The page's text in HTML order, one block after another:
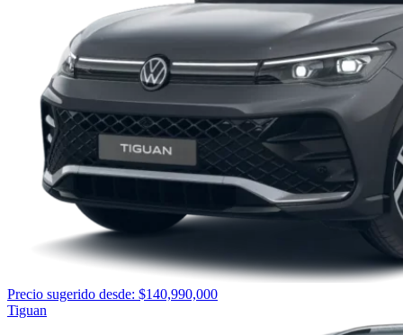
Precio sugerido desde: $140,990,000
Tiguan